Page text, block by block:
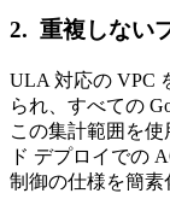
2. 重複しない
ULA 対応の VPC
られ、すべての
この集計範囲を
ド デプロイでの
制御の仕様を簡素